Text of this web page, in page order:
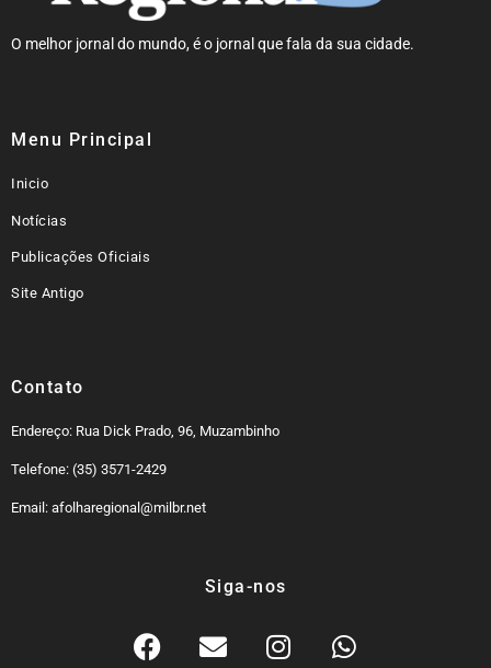
O melhor jornal do mundo, é o jornal que fala da sua cidade.
Menu Principal
Inicio
Notícias
Publicações Oficiais
Site Antigo
Contato
Endereço: Rua Dick Prado, 96, Muzambinho
Telefone: (35) 3571-2429
Email: afolharegional@milbr.net
Siga-nos